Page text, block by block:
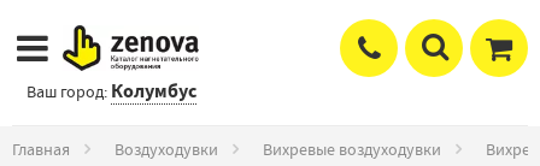
Ваш город: Колумбус
Главная Воздуходувки Вихревые воздуходувки